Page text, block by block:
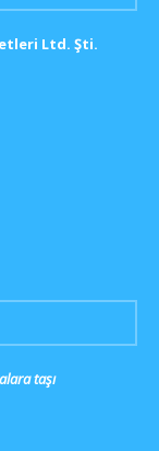
Ltd. Şti.
taşı